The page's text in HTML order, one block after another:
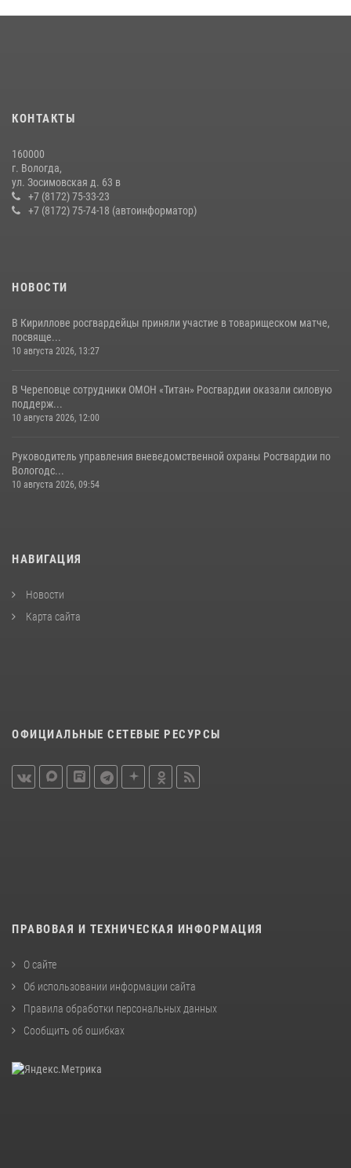
Вологодской области за минувшую неделю
В ВОЛОГДЕ РОСГВАРДЕЙЦЫ ЗАДЕРЖАЛИ МУЖЧИНУ,
ОТКАЗЫВАВШЕГОСЯ ОСВОБОДИТЬ НОМЕР В ГОСТИНИЦЕ
24 июля 2026, 07:32
КОНТАКТЫ
160000
г. Вологда,
ул. Зосимовская д. 63 в
+7 (8172) 75-33-23
+7 (8172) 75-74-18 (автоинформатор)
НОВОСТИ
В Кириллове росгвардейцы приняли участие в товарищеском матче,
посвяще...
10 августа 2026, 13:27
В Череповце сотрудники ОМОН «Титан» Росгвардии оказали силовую
поддерж...
10 августа 2026, 12:00
Руководитель управления вневедомственной охраны Росгвардии по
Вологодс...
10 августа 2026, 09:54
НАВИГАЦИЯ
Новости
Карта сайта
ОФИЦИАЛЬНЫЕ СЕТЕВЫЕ РЕСУРСЫ
ПРАВОВАЯ И ТЕХНИЧЕСКАЯ ИНФОРМАЦИЯ
О сайте
Об использовании информации сайта
Правила обработки персональных данных
Сообщить об ошибках